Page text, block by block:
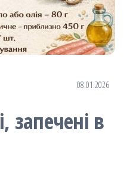
08.01.2026
запечені в